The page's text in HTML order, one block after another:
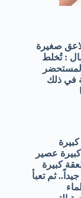
ـ 3 ملاعق صغيرة زيت زيتون. ـ 3 ملاعق صغيرة
: تُخلط
في ذلك
ورد. ـ 3 ملاعق كبيرة
كحول نقي.. ـ 1 ملعقة كبيرة عصير
ـ 1ملعقة كبيرة عصير برتقال. ـ 1 ملعقة كبيرة
ثم تعبأ